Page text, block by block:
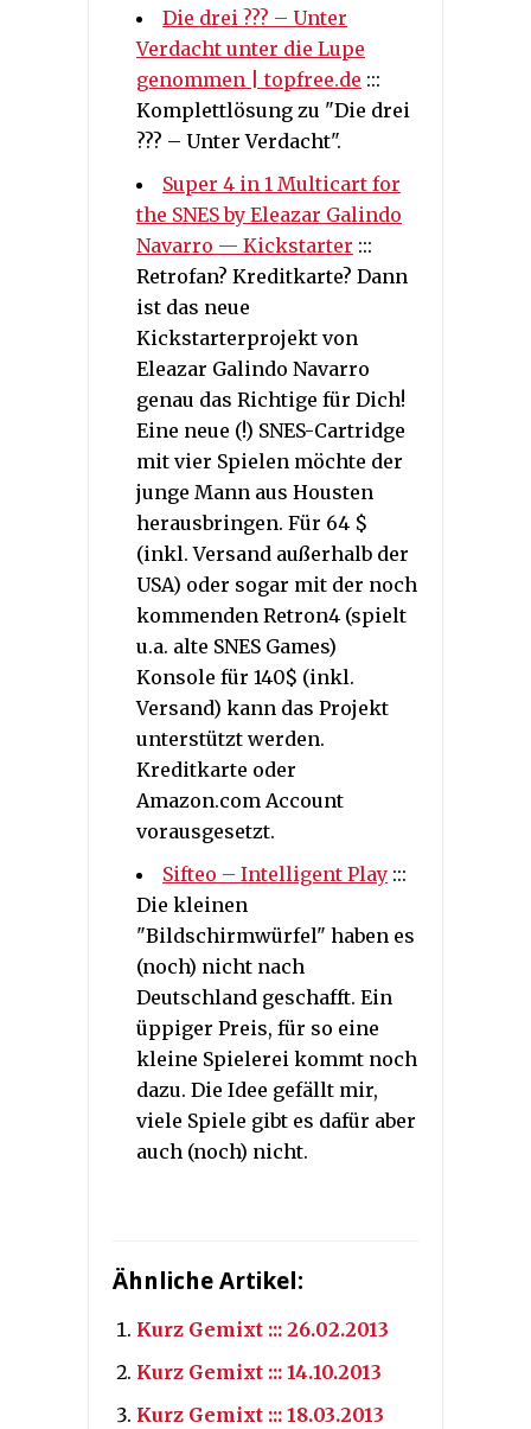
Die drei ??? – Unter
Verdacht unter die Lupe
genommen | topfree.de :::
Komplettlösung zu "Die drei
??? – Unter Verdacht".
Super 4 in 1 Multicart for
the SNES by Eleazar Galindo
Navarro — Kickstarter :::
Retrofan? Kreditkarte? Dann
ist das neue
Kickstarterprojekt von
Eleazar Galindo Navarro
genau das Richtige für Dich!
Eine neue (!) SNES-Cartridge
mit vier Spielen möchte der
junge Mann aus Housten
herausbringen. Für 64 $
(inkl. Versand außerhalb der
USA) oder sogar mit der noch
kommenden Retron4 (spielt
u.a. alte SNES Games)
Konsole für 140$ (inkl.
Versand) kann das Projekt
unterstützt werden.
Kreditkarte oder
Amazon.com Account
vorausgesetzt.
Sifteo – Intelligent Play :::
Die kleinen
"Bildschirmwürfel" haben es
(noch) nicht nach
Deutschland geschafft. Ein
üppiger Preis, für so eine
kleine Spielerei kommt noch
dazu. Die Idee gefällt mir,
viele Spiele gibt es dafür aber
auch (noch) nicht.
Ähnliche Artikel:
Kurz Gemixt ::: 26.02.2013
Kurz Gemixt ::: 14.10.2013
Kurz Gemixt ::: 18.03.2013